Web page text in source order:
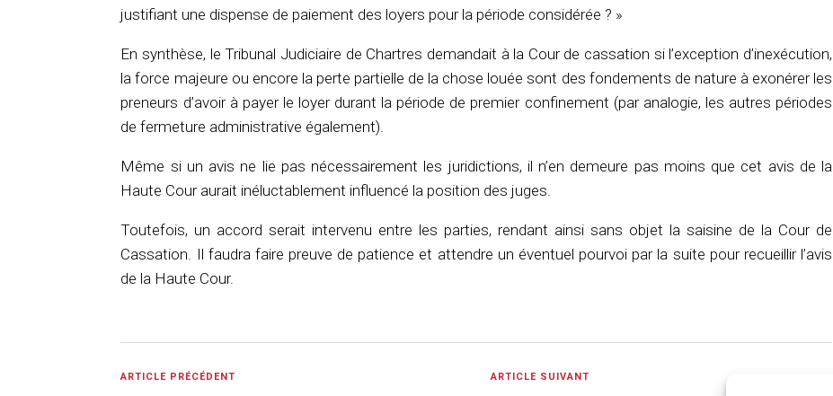
justifiant une dispense de paiement des loyers pour la période considérée ? »
En synthèse, le Tribunal Judiciaire de Chartres demandait à la Cour de cassation si l’exception d’inexécution,
la force majeure ou encore la perte partielle de la chose louée sont des fondements de nature à exonérer les
preneurs d’avoir à payer le loyer durant la période de premier confinement (par analogie, les autres périodes
de fermeture administrative également).
Même si un avis ne lie pas nécessairement les juridictions, il n’en demeure pas moins que cet avis de la
Haute Cour aurait inéluctablement influencé la position des juges.
Toutefois, un accord serait intervenu entre les parties, rendant ainsi sans objet la saisine de la Cour de
Cassation. Il faudra faire preuve de patience et attendre un éventuel pourvoi par la suite pour recueillir l’avis
de la Haute Cour.
ARTICLE PRÉCÉDENT ARTICLE SUIVANT